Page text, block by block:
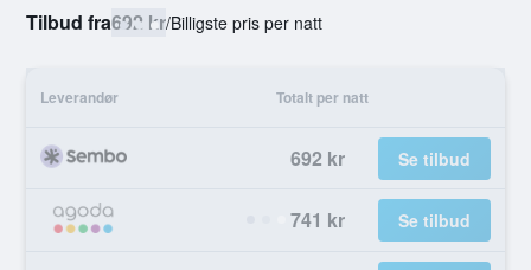
Tilbud fra692 kr/Billigste pris per natt
Leverandør Totalt per natt
692 kr Se tilbud
741 kr Se tilbud